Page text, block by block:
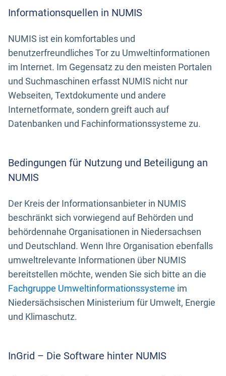
Informationsquellen in NUMIS
NUMIS ist ein komfortables und
benutzerfreundliches Tor zu Umweltinformationen
im Internet. Im Gegensatz zu den meisten Portalen
und Suchmaschinen erfasst NUMIS nicht nur
Webseiten, Textdokumente und andere
Internetformate, sondern greift auch auf
Datenbanken und Fachinformationssysteme zu.
Bedingungen für Nutzung und Beteiligung an
NUMIS
Der Kreis der Informationsanbieter in NUMIS
beschränkt sich vorwiegend auf Behörden und
behördennahe Organisationen in Niedersachsen
und Deutschland. Wenn Ihre Organisation ebenfalls
umweltrelevante Informationen über NUMIS
bereitstellen möchte, wenden Sie sich bitte an die
Fachgruppe Umweltinformationssysteme im
Niedersächsischen Ministerium für Umwelt, Energie
und Klimaschutz.
InGrid – Die Software hinter NUMIS